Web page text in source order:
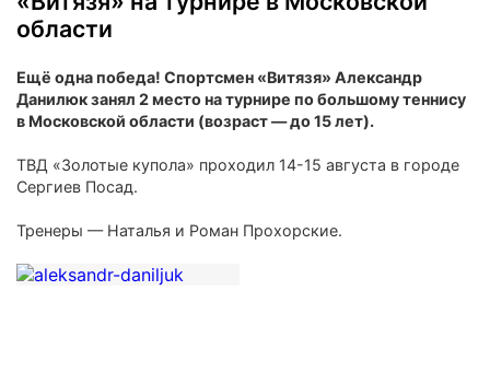
области
Ещё одна победа! Спортсмен «Витязя» Александр
Данилюк занял 2 место на турнире по большому теннису
в Московской области (возраст — до 15 лет).
ТВД «Золотые купола» проходил 14-15 августа в городе
Сергиев Посад.
Тренеры — Наталья и Роман Прохорские.